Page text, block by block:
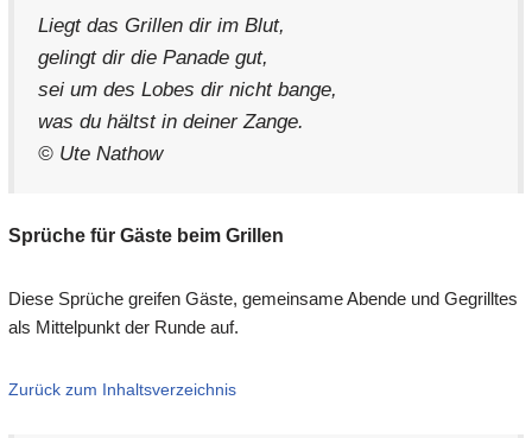
Liegt das Grillen dir im Blut,
gelingt dir die Panade gut,
sei um des Lobes dir nicht bange,
was du hältst in deiner Zange.
© Ute Nathow
Sprüche für Gäste beim Grillen
Diese Sprüche greifen Gäste, gemeinsame Abende und Gegrilltes
als Mittelpunkt der Runde auf.
Zurück zum Inhaltsverzeichnis